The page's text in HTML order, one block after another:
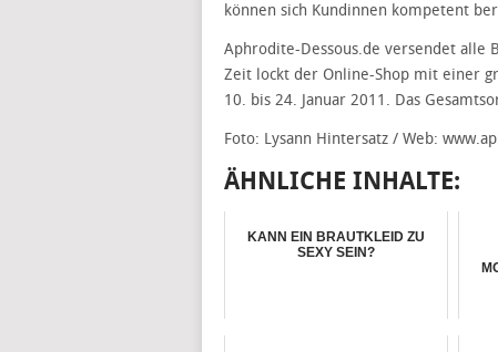
können sich Kundinnen kompetent
Aphrodite-Dessous.de versendet alle
Zeit lockt der Online-Shop mit einer
10. bis 24. Januar 2011. Das
Foto: Lysann Hintersatz / Web:
ÄHNLICHE INHALTE:
KANN EIN BRAUTKLEID ZU
SEXY SEIN?